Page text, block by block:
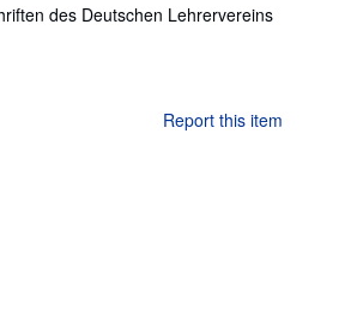
des Deutschen Lehrervereins
Report this item